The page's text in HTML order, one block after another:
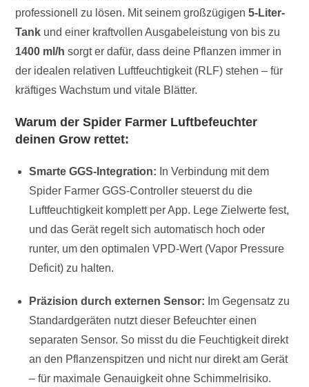
professionell zu lösen. Mit seinem großzügigen5-Liter-
Tank und einer kraftvollen Ausgabeleistung von bis zu
1400 ml/h sorgt er dafür, dass deine Pflanzen immer in
der idealen relativen Luftfeuchtigkeit (RLF) stehen – für
kräftiges Wachstum und vitale Blätter.
Warum der Spider Farmer Luftbefeuchter
deinen Grow rettet:
Smarte GGS-Integration: In Verbindung mit dem
Spider Farmer GGS-Controller steuerst du die
Luftfeuchtigkeit komplett per App. Lege Zielwerte fest,
und das Gerät regelt sich automatisch hoch oder
runter, um den optimalen VPD-Wert (Vapor Pressure
Deficit) zu halten.
Präzision durch externen Sensor: Im Gegensatz zu
Standardgeräten nutzt dieser Befeuchter einen
separaten Sensor. So misst du die Feuchtigkeit direkt
an den Pflanzenspitzen und nicht nur direkt am Gerät
– für maximale Genauigkeit ohne Schimmelrisiko.